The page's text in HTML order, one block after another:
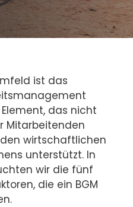
ist das
das nicht
Mitarbeitenden
wirtschaftlichen
unterstützt. In
wir die fünf
die ein BGM